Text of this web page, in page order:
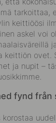
tarkoittaa,
keittiöösi
askel voi
keittiön ovet.
ja nupit –
fynd från